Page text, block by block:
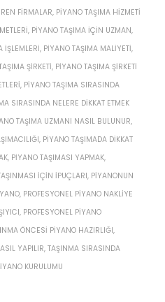
FIRMALAR, PIYANO TAŞIMA HIZMETI
, PIYANO TAŞIMA IÇIN UZMAN,
IŞLEMLERI, PIYANO TAŞIMA MALIYETI,
ŞIRKETI, PIYANO TAŞIMA ŞIRKETI
, PIYANO TAŞIMA SIRASINDA
SIRASINDA NELERE DIKKAT ETMEK
TAŞIMA UZMANI NASIL BULUNUR,
, PIYANO TAŞIMADA DIKKAT
, PIYANO TAŞIMASI YAPMAK,
IÇIN IPUÇLARI, PIYANONUN
, PROFESYONEL PIYANO NAKLIYE
, PROFESYONEL PIYANO
ÖNCESI PIYANO HAZIRLIĞI,
YAPILIR, TAŞINMA SIRASINDA
KURULUMU